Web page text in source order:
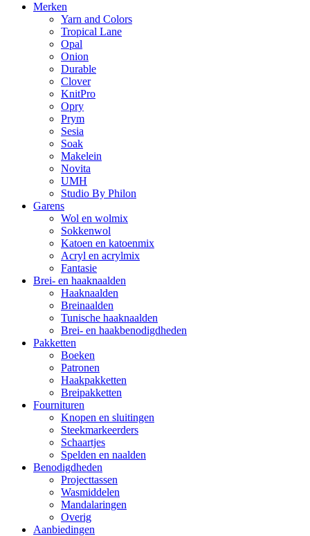
Merken
Yarn and Colors
Tropical Lane
Opal
Onion
Durable
Clover
KnitPro
Opry
Prym
Sesia
Soak
Makelein
Novita
UMH
Studio By Philon
Garens
Wol en wolmix
Sokkenwol
Katoen en katoenmix
Acryl en acrylmix
Fantasie
Brei- en haaknaalden
Haaknaalden
Breinaalden
Tunische haaknaalden
Brei- en haakbenodigdheden
Pakketten
Boeken
Patronen
Haakpakketten
Breipakketten
Fournituren
Knopen en sluitingen
Steekmarkeerders
Schaartjes
Spelden en naalden
Benodigdheden
Projecttassen
Wasmiddelen
Mandalaringen
Overig
Aanbiedingen